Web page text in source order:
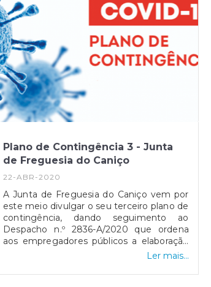
Plano de Contingência 3 - Junta
de Freguesia do Caniço
22-ABR-2020
A Junta de Freguesia do Caniço vem por
este meio divulgar o seu terceiro plano de
contingência, dando seguimento ao
Despacho n.º 2836-A/2020 que ordena
aos empregadores públicos a elaboração
de um plano de contingência alinhado
Direção-Geral da Saúde, no âmbito da
Ler mais...